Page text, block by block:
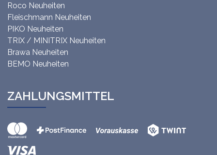
Roco Neuheiten
Fleischmann Neuheiten
PIKO Neuheiten
TRIX / MINITRIX Neuheiten
Brawa Neuheiten
BEMO Neuheiten
ZAHLUNGSMITTEL